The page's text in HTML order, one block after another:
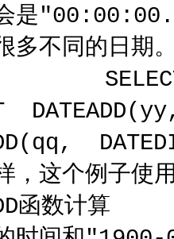
是
多不同的日
，这个例
函数计算